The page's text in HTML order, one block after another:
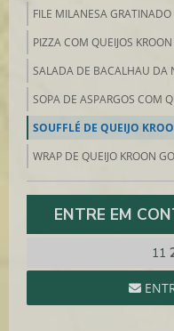
FILE MILANESA
PIZZA COM QUEIJOS
SALADA DE BACALHAU DA
SOPA DE ASPARGOS COM
SOUFFLÉ DE QUEIJO
WRAP DE QUEIJO KROON
ENTRE EM
11